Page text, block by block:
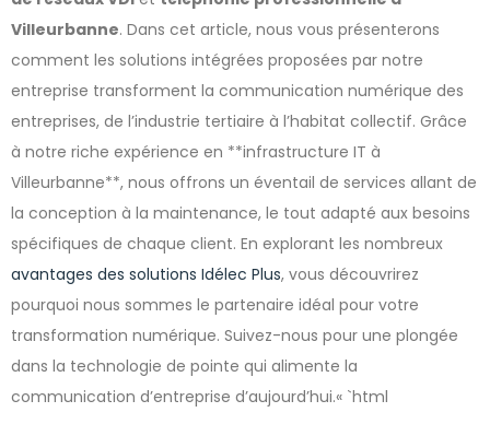
Villeurbanne. Dans cet article, nous vous présenterons
comment les solutions intégrées proposées par notre
entreprise transforment la communication numérique des
entreprises, de l’industrie tertiaire à l’habitat collectif. Grâce
à notre riche expérience en **infrastructure IT à
Villeurbanne**, nous offrons un éventail de services allant de
la conception à la maintenance, le tout adapté aux besoins
spécifiques de chaque client. En explorant les nombreux
avantages des solutions Idélec Plus, vous découvrirez
pourquoi nous sommes le partenaire idéal pour votre
transformation numérique. Suivez-nous pour une plongée
dans la technologie de pointe qui alimente la
communication d’entreprise d’aujourd’hui.« `html